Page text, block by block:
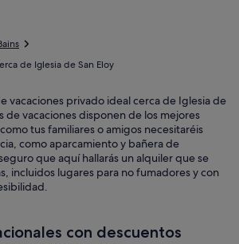
de Iglesia de San Eloy
vacaciones privado ideal cerca de Iglesia de
de vacaciones disponen de los mejores
tus familiares o amigos necesitaréis
como aparcamiento y bañera de
que aquí hallarás un alquiler que se
incluidos lugares para no fumadores y con
con descuentos